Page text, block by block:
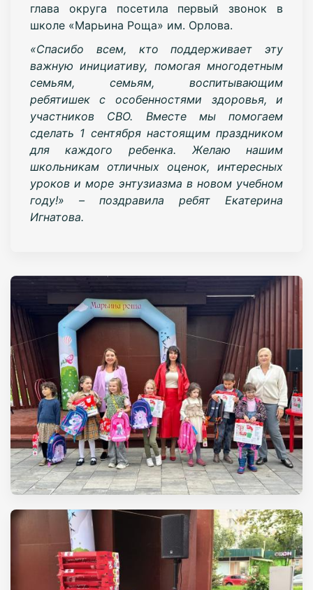
глава округа посетила первый звонок в
школе «Марьина Роща» им. Орлова.
«Спасибо всем, кто поддерживает эту
важную инициативу, помогая многодетным
семьям, семьям, воспитывающим
ребятишек с особенностями здоровья, и
участников СВО. Вместе мы помогаем
сделать 1 сентября настоящим праздником
для каждого ребенка. Желаю нашим
школьникам отличных оценок, интересных
уроков и море энтузиазма в новом учебном
году!» – поздравила ребят Екатерина
Игнатова.